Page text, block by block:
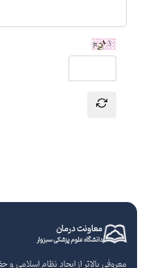
معاونت درمان
دانشگاه علوم پزشکی سبزوار
معروفی بالاتر از ایجاد نظام اسلامی